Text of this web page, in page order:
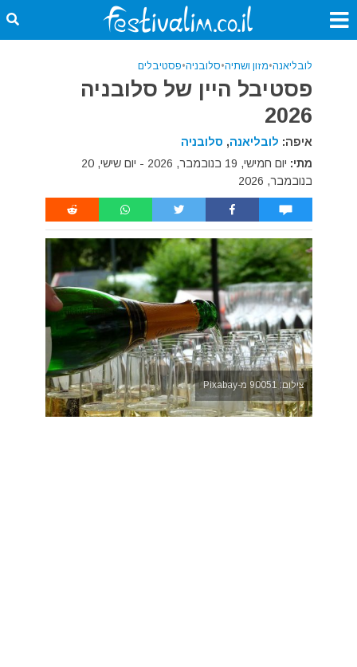
לובליאנה•מזון ושתיה•סלובניה•פסטיבלים
פסטיבל היין של סלובניה
2026
איפה: לובליאנה, סלובניה
מתי:
יום חמישי, 19 בנובמבר, 2026 - יום שישי, 20
בנובמבר, 2026
צילום: 90051 מ-Pixabay